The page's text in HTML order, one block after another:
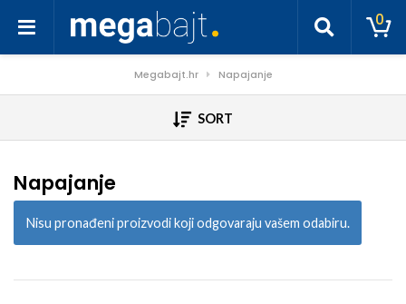
0
Megabajt.hr Napajanje
SORT
Napajanje
Nisu pronađeni proizvodi koji odgovaraju vašem odabiru.